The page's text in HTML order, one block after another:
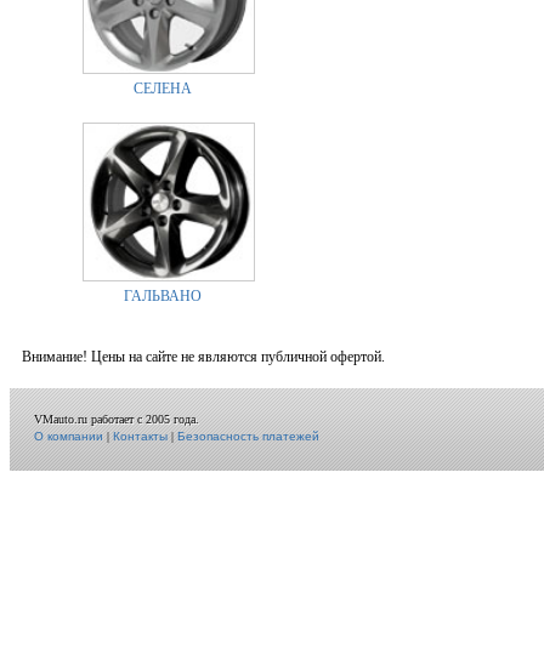
СЕЛЕНА
ГАЛЬВАНО
Внимание! Цены на сайте не являются публичной офертой.
VMauto.ru работает с 2005 года.
О компании|Контакты|Безопасность платежей